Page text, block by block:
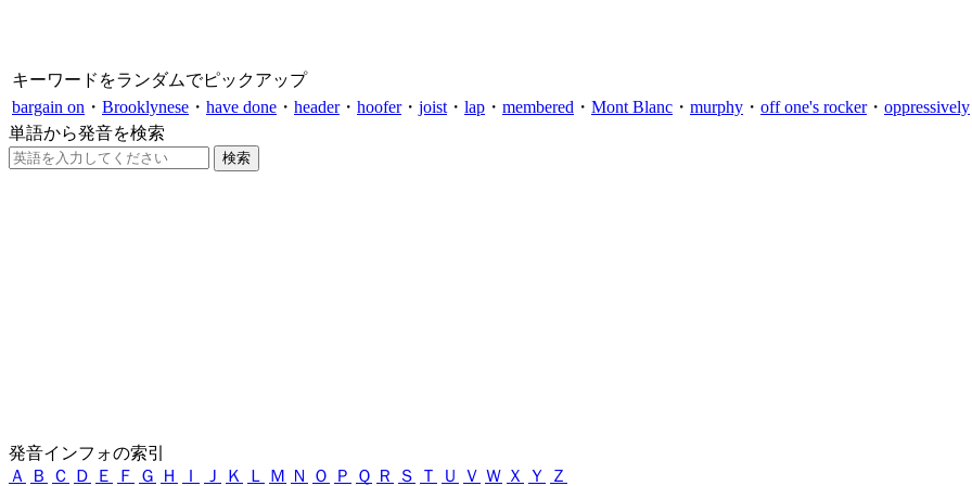
キーワードをランダムでピックアップ
bargain on ・ Brooklynese ・ have done ・ header・ hoofer・ joist ・ lap ・ membered ・ Mont Blanc ・ murphy ・ off one's rocker・ oppressively
単語から発音を検索
発音インフォの索引
Ａ
Ｂ Ｃ Ｄ Ｅ Ｆ Ｇ Ｈ Ｉ Ｊ Ｋ Ｌ Ｍ Ｎ Ｏ Ｐ Ｑ Ｒ Ｓ Ｔ Ｕ Ｖ Ｗ Ｘ Ｙ Ｚ